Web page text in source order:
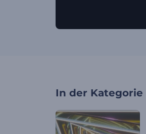
In der Kategorie